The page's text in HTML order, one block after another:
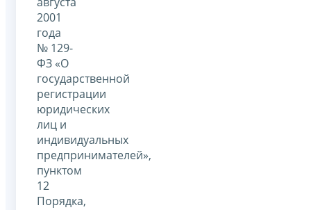
2001
года
№ 129-
ФЗ «О
государственной
регистрации
юридических
лиц и
индивидуальных
предпринимателей»,
пунктом
12
Порядка,